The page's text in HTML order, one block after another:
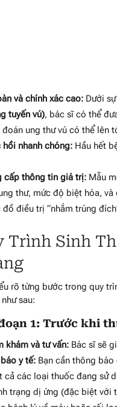
và chính xác cao: Dưới
tuyến vú), bác sĩ có thể
đoán ung thư vú có thể lên
hồi nhanh chóng: Hầu hết
cấp thông tin giá trị: Mẫu
thư, mức độ biệt hóa,
đồ điều trị “nhắm trúng
Trình Sinh
rõ từng bước trong quy
sau:
1: Trước khi
khám và tư vấn: Bác sĩ sẽ
báo y tế: Bạn cần thông báo
cả các loại thuốc đang sử
trạng dị ứng (đặc biệt với